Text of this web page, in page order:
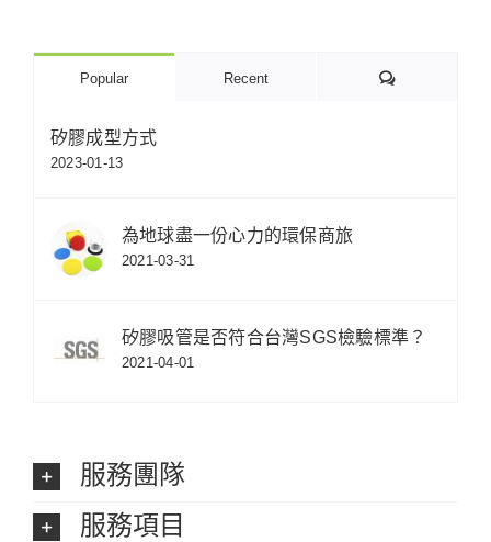
Popular Recent Comments
矽膠成型方式
2023-01-13
為地球盡一份心力的環保商旅
2021-03-31
矽膠吸管是否符合台灣SGS檢驗標準？
2021-04-01
服務團隊
服務項目